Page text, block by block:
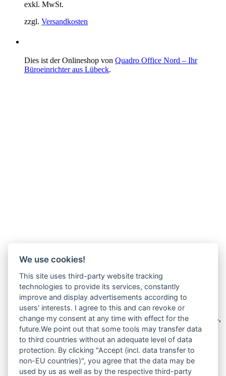
exkl. MwSt.
zzgl. Versandkosten
Dies ist der Onlineshop von Quadro Office Nord – Ihr
Büroeinrichter aus Lübeck.
Wir verkaufen online ausschließlich an Unternehmer
Unsere Angebote richten sich nur an Unternehmer,§14 BGB,
also an natürliche oder juristische Personen oder rechtsfähige
Personengesellschaften, die bei Abschluss eines
Rechtsgeschäfts in Ausübung ihrer gewerblichen oder
selbständigen beruflichen Tätigkeit handeln. Wir schließen
keine Verträge mit Verbrauchern,§ 13 BGB.
We use cookies!
This site uses third-party website tracking
technologies to provide its services, constantly
improve and display advertisements according to
users' interests. I agree to this and can revoke or
change my consent at any time with effect for the
future.We point out that some tools may transfer data
to third countries without an adequate level of data
protection. By clicking "Accept (incl. data transfer to
non-EU countries)", you agree that the data may be
used by us as well as by the respective third-party